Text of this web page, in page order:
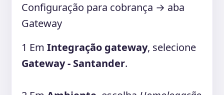
Configuração para cobrança → aba
Gateway
1 Em Integração gateway, selecione
Gateway - Santander.